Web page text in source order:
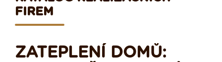
FIREM
ZATEPLENÍ DOMŮ: